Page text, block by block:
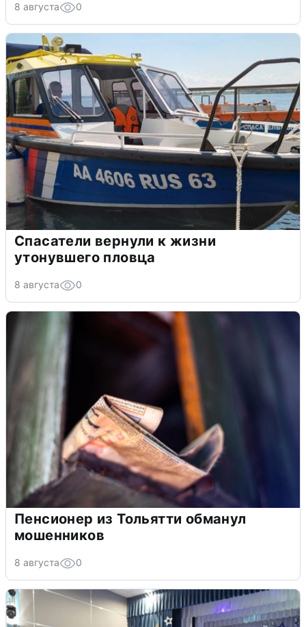
8 августа 0
Спасатели вернули к жизни
утонувшего пловца
8 августа 0
Пенсионер из Тольятти обманул
мошенников
8 августа 0